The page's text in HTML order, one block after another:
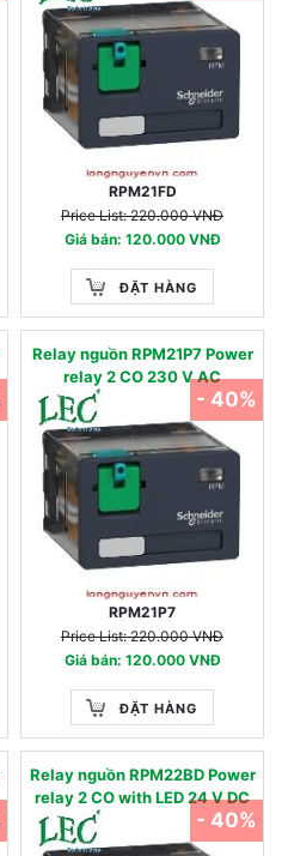
RPM21FD
Price List: 220.000 VNĐ
Giá bán: 120.000 VNĐ
ĐẶT HÀNG
Relay nguồn RPM21P7 Power
relay 2 CO 230 V AC
RPM21P7
Price List: 220.000 VNĐ
Giá bán: 120.000 VNĐ
ĐẶT HÀNG
- 40%
Relay nguồn RPM22BD Power
relay 2 CO with LED 24 V DC
- 40%